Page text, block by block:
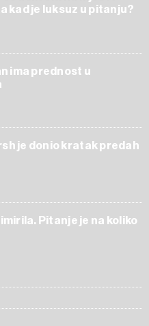
kad je luksuz u pitanju?
ima prednost u
je donio kratak predah
Pitanje je na koliko